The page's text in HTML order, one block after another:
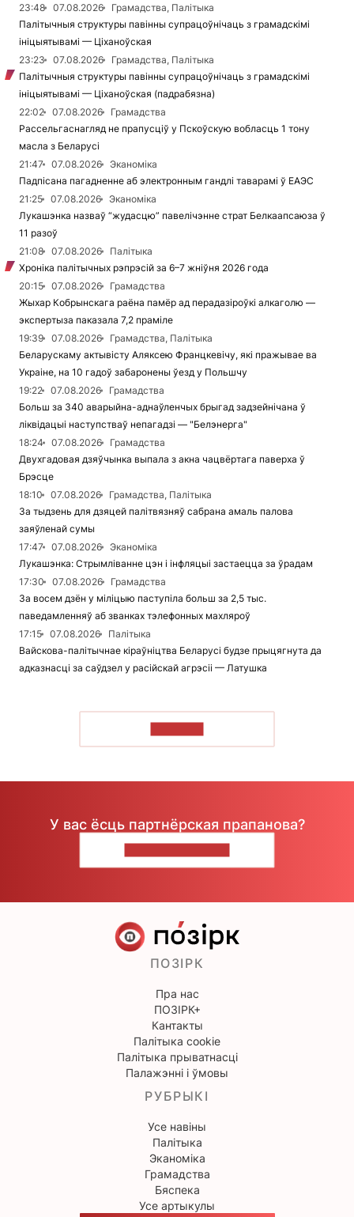
23:48
07.08.2026
Грамадства, Палітыка
Палітычныя структуры павінны супрацоўнічаць з грамадскімі
ініцыятывамі — Ціханоўская
23:23
07.08.2026
Грамадства, Палітыка
Палітычныя структуры павінны супрацоўнічаць з грамадскімі
ініцыятывамі — Ціханоўская (падрабязна)
22:02
07.08.2026
Грамадства
Рассельгаснагляд не прапусціў у Пскоўскую вобласць 1 тону
масла з Беларусі
21:47
07.08.2026
Эканоміка
Падпісана пагадненне аб электронным гандлі таварамі ў ЕАЭС
21:25
07.08.2026
Эканоміка
Лукашэнка назваў “жудасцю” павелічэнне страт Белкаапсаюза ў
11 разоў
21:08
07.08.2026
Палітыка
Хроніка палітычных рэпрэсій за 6–7 жніўня 2026 года
20:15
07.08.2026
Грамадства
Жыхар Кобрынскага раёна памёр ад перадазіроўкі алкаголю —
экспертыза паказала 7,2 праміле
19:39
07.08.2026
Грамадства, Палітыка
Беларускаму актывісту Аляксею Францкевічу, які пражывае ва
Украіне, на 10 гадоў забаронены ўезд у Польшчу
19:22
07.08.2026
Грамадства
Больш за 340 аварыйна-аднаўленчых брыгад задзейнічана ў
ліквідацыі наступстваў непагадзі — "Белэнерга"
18:24
07.08.2026
Грамадства
Двухгадовая дзяўчынка выпала з акна чацвёртага паверха ў
Брэсце
18:10
07.08.2026
Грамадства, Палітыка
За тыдзень для дзяцей палітвязняў сабрана амаль палова
заяўленай сумы
17:47
07.08.2026
Эканоміка
Лукашэнка: Стрымліванне цэн і інфляцыі застаецца за ўрадам
17:30
07.08.2026
Грамадства
За восем дзён у міліцыю паступіла больш за 2,5 тыс.
паведамленняў аб званках тэлефонных махляроў
17:15
07.08.2026
Палітыка
Вайскова-палітычнае кіраўніцтва Беларусі будзе прыцягнута да
адказнасці за саўдзел у расійскай агрэсіі — Латушка
У вас ёсць партнёрская прапанова?
ПОЗІРК
Пра нас
ПОЗІРК+
Кантакты
Палітыка cookie
Палітыка прыватнасці
Палажэнні і ўмовы
РУБРЫКІ
Усе навіны
Палітыка
Эканоміка
Грамадства
Бяспека
Усе артыкулы